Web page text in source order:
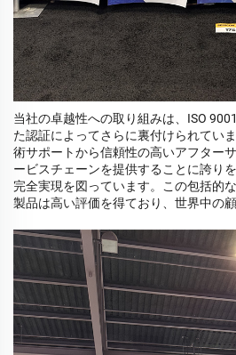
当社の卓越性への取り組みは、ISO
た認証によってさらに裏付けられてい
術サポートから信頼性の高いアフター
ービスチェーンを提供することに誇り
完全実現を図っています。この包括的
製品は高い評価を得ており、世界中の